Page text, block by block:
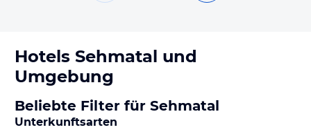
Hotels Sehmatal und
Umgebung
Beliebte Filter für Sehmatal
Unterkunftsarten